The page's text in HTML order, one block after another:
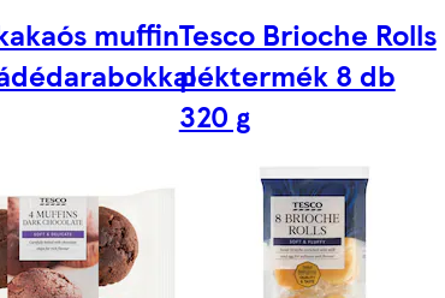
muffinTesco Brioche Rolls
péktermék 8 db
320 g